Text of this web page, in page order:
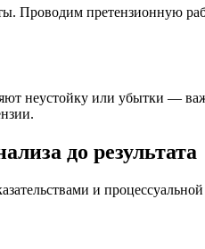
Проводим претензионную
неустойку или убытки —
до результата
и